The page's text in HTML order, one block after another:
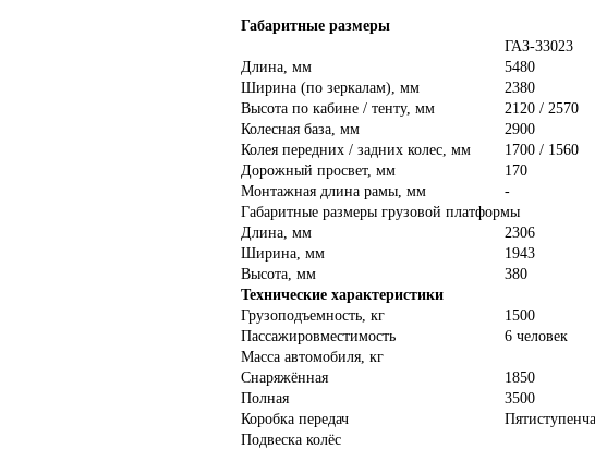
Габаритные размеры
ГАЗ-33023
Длина, мм
5480
Ширина (по зеркалам), мм
2380
Высота по кабине / тенту, мм
2120 / 2570
Колесная база, мм
2900
Колея передних / задних колес, мм
1700 / 1560
Дорожный просвет, мм
170
Монтажная длина рамы, мм
-
Габаритные размеры грузовой платформы
Длина, мм
2306
Ширина, мм
1943
Высота, мм
380
Технические характеристики
Грузоподъемность, кг
1500
Пассажировместимость
6 человек
Масса автомобиля, кг
Снаряжённая
1850
Полная
3500
Коробка передач
Подвеска колёс